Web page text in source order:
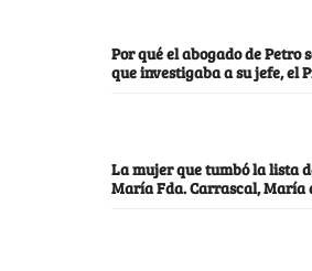
Por qué el abogado de Petro
que investigaba a su jefe, el
La mujer que tumbó la lista
María Fda. Carrascal, María